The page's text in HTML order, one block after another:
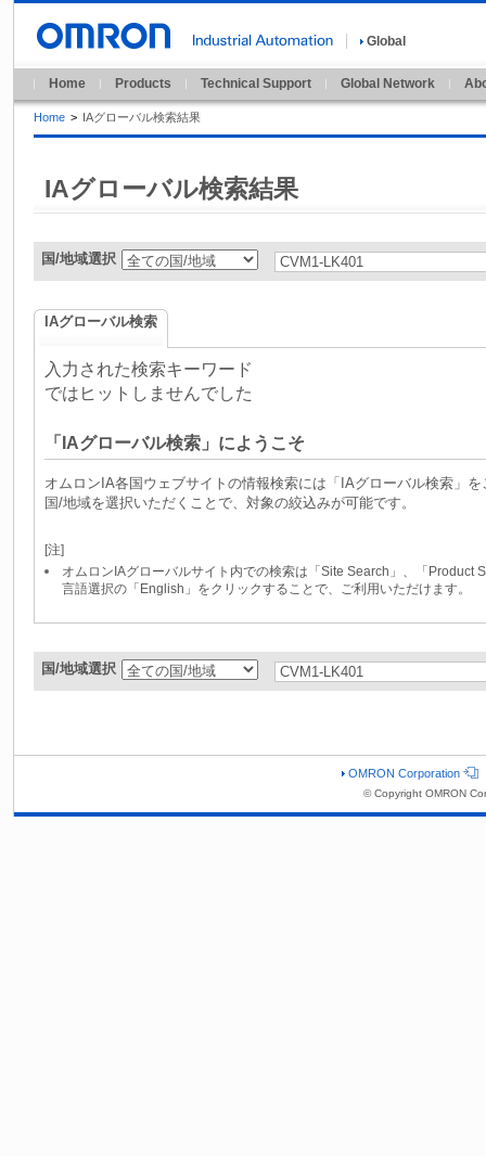
Global
Home Products Technical Support Global Network
Home > IAグローバル検索結果
IAグローバル検索結果
国/地域選択
IAグローバル検索
入力された検索キーワード
ではヒットしませんでした
「IAグローバル検索」にようこそ
オムロンIA各国ウェブサイトの情報検索には「IAグローバル検索」
国/地域を選択いただくことで、対象の絞込みが可能です。
[注]
オムロンIAグローバルサイト内での検索は「Site Search」、「Product
言語選択の「English」をクリックすることで、ご利用いただけます。
国/地域選択
OMRON Corporation
© Copyright OMRON